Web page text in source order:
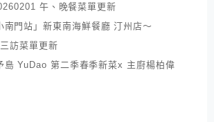
午、晚餐菜單更新
南門站」新東南海鮮餐廳 汀州店～
訪菜單更新
島 YuDao 第二季春季新菜x 主廚楊柏偉